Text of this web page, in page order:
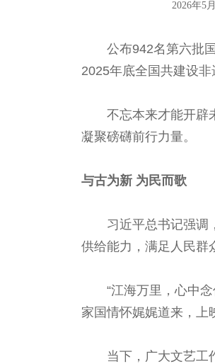
2026年5
公布942名第六批
2025年底全国共建设
不忘本来才能开辟
凝聚磅礴前行力量。
与古为新 为民而歌
习近平总书记强调
供给能力，满足人民群
“江海万里，心中
家国情怀娓娓道来，上
当下，广大文艺工